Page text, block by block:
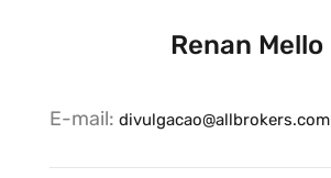
Renan Mello
E-mail: divulgacao@allbrokers.com